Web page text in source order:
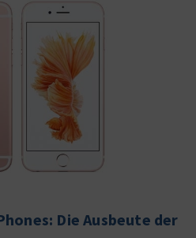
Die Ausbeute der